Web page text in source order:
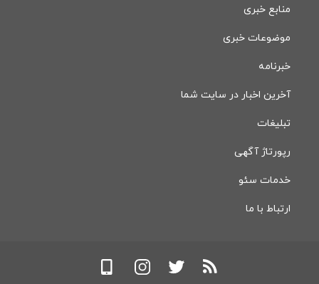
منابع خبری
موضوعات خبری
خبرنامه
آخرین اخبار در سایت شما
تبلیغات
رپورتاژ آگهی
خدمات سئو
ارتباط با ما